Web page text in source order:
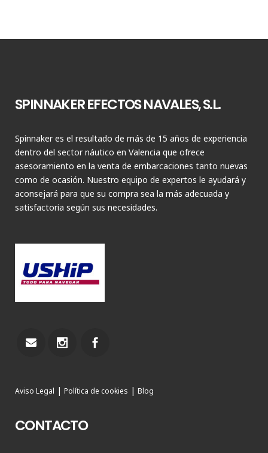
SPINNAKER EFECTOS NAVALES, S.L.
Spinnaker es el resultado de más de 15 años de experiencia
dentro del sector náutico en Valencia que ofrece
asesoramiento en la venta de embarcaciones tanto nuevas
como de ocasión. Nuestro equipo de expertos le ayudará y
aconsejará para que su compra sea la más adecuada y
satisfactoria según sus necesidades.
Aviso Legal | Política de cookies | Blog
CONTACTO